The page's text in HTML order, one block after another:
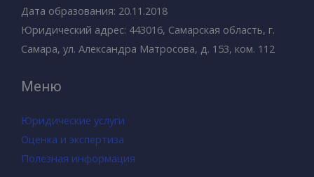
Дата образования: 20.11.2018
Юридический адрес: 443016, Самарская область, г.
Самара, ул. Александра Матросова, д. 153, ком. 112
Меню
Юридические услуги
Оценка и экспертиза
Полезная информация